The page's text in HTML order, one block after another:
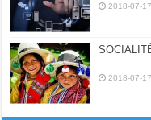
2018-07-17
2018-07-17